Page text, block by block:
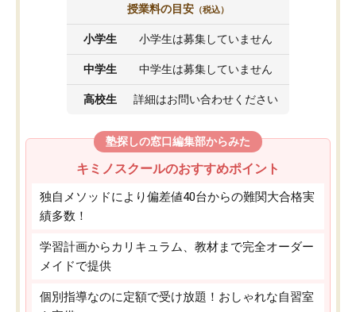
授業料の目安 （税込）
小学生 小学生は募集していません
中学生 中学生は募集していません
高校生 詳細はお問い合わせください
塾探しの窓口編集部からみた
キミノスクールのおすすめポイント
独自メソッドにより偏差値40台からの難関大合格実
績多数！
学習計画からカリキュラム、教材まで完全オーダー
メイドで提供
個別指導なのに定額で受け放題！おしゃれな自習室